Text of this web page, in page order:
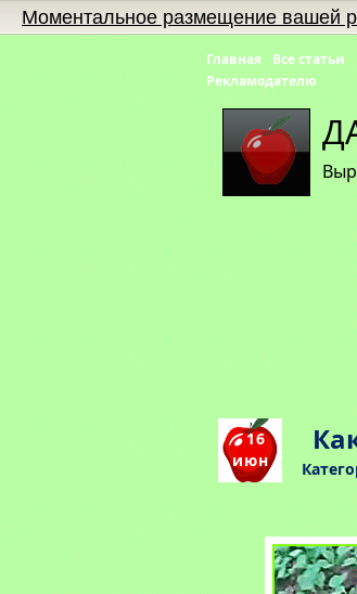
Главная Все статьи
Рекламодателю
16
июн
Моментальное размещение вашей